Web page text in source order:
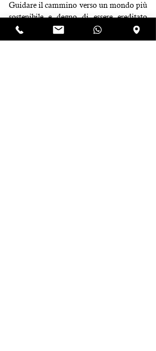
Guidare il cammino verso un mondo più
sostenibile e degno di essere ereditato
dalle generazioni a venire.
Quella dell’azienda Sorrentino è una